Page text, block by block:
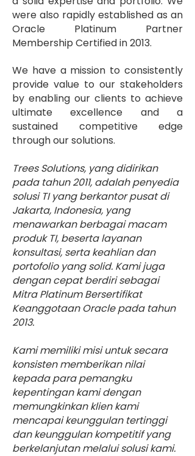
were also rapidly established as an
Oracle Platinum Partner
Membership Certified in 2013.
We have a mission to consistently
provide value to our stakeholders
by enabling our clients to achieve
ultimate excellence and a
sustained competitive edge
through our solutions.
Trees Solutions, yang didirikan
pada tahun 2011, adalah penyedia
solusi TI yang berkantor pusat di
Jakarta, Indonesia, yang
menawarkan berbagai macam
produk TI, beserta layanan
konsultasi, serta keahlian dan
portofolio yang solid. Kami juga
dengan cepat berdiri sebagai
Mitra Platinum Bersertifikat
Keanggotaan Oracle pada tahun
2013.
Kami memiliki misi untuk secara
konsisten memberikan nilai
kepada para pemangku
kepentingan kami dengan
memungkinkan klien kami
mencapai keunggulan tertinggi
dan keunggulan kompetitif yang
berkelanjutan melalui solusi kami.